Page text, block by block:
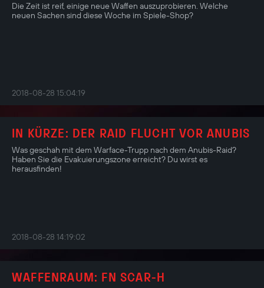
Die Zeit ist reif, einige neue Waffen auszuprobieren. Welche
neuen Sachen sind diese Woche im Spiele-Shop?
2018-08-28 15:04:19
IN KÜRZE: DER RAID FLUCHT VOR ANUBIS
Was geschah mit dem Warface-Trupp nach dem Anubis-Raid?
Haben Sie die Evakuierungszone erreicht? Du wirst es
herausfinden!
2018-08-28 14:19:02
WAFFENRAUM: FN SCAR-H